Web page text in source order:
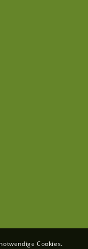
Cookies.